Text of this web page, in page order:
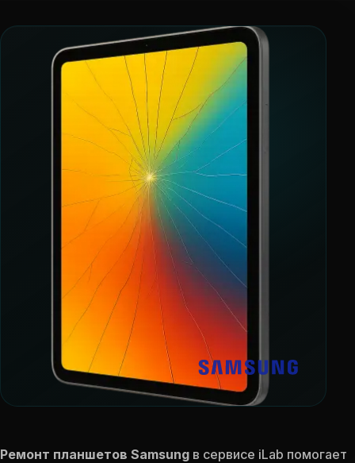
Ремонт планшетов Samsung в сервисе iLab помогает